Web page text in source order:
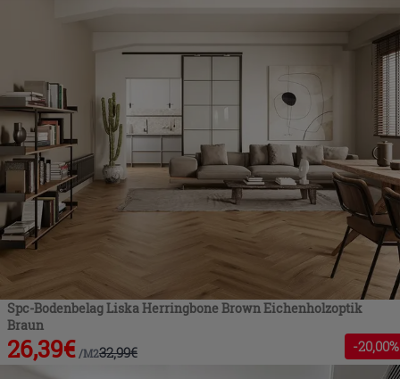
Spc-Bodenbelag Liska Herringbone Brown Eichenholzoptik
Braun
26,39€ /M232,99€ -20,00%